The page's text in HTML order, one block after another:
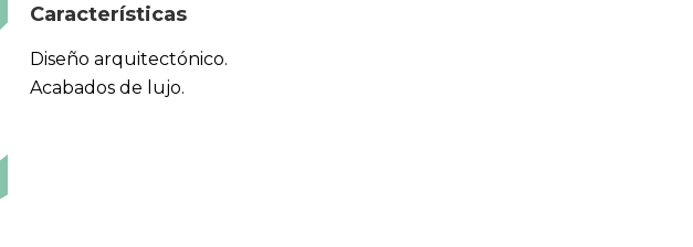
Características
Diseño arquitectónico.
Acabados de lujo.